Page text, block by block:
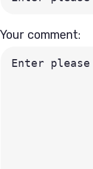
Your comment: